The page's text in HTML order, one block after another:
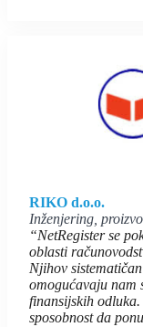
RIKO d.o.o.
Inženjering,
“NetRegister se
oblasti
Njihov
omogućavaju nam
finansijskih
sposobnost da